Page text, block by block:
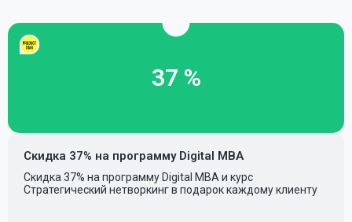
37 %
Скидка 37% на программу Digital MBA
Скидка 37% на программу Digital MBA и курс
Стратегический нетворкинг в подарок каждому клиенту